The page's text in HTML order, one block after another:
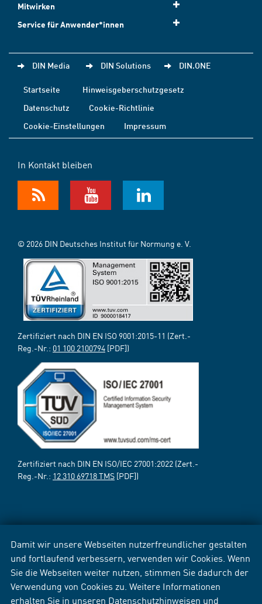
Damit wir unsere Webseiten nutzerfreundlicher gestalten
und fortlaufend verbessern, verwenden wir Cookies. Wenn
Sie die Webseiten weiter nutzen, stimmen Sie dadurch der
Verwendung von Cookies zu. Weitere Informationen
erhalten Sie in unseren Datenschutzhinweisen und
Mitwirken
Service für Anwender*innen
DIN Media DIN Solutions DIN.ONE
Startseite
Hinweisgeberschutzgesetz
Datenschutz
Cookie-Richtlinie
Cookie-Einstellungen
Impressum
In Kontakt bleiben
© 2026 DIN Deutsches Institut für Normung e. V.
Zertifiziert nach DIN EN ISO 9001:2015-11 (Zert.-
Reg.-Nr.: 01 100 2100794 [PDF])
Zertifiziert nach DIN EN ISO/IEC 27001:2022 (Zert.-
Reg.-Nr.: 12 310 69718 TMS [PDF])